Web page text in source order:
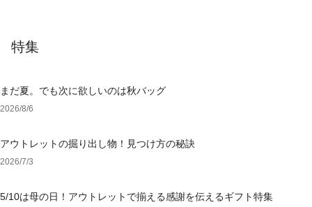
特集
まだ夏。でも次に欲しいのは秋バッグ
2026/8/6
アウトレットの掘り出し物！見つけ方の秘訣
2026/7/3
5/10は母の日！アウトレットで揃える感謝を伝えるギフト特集